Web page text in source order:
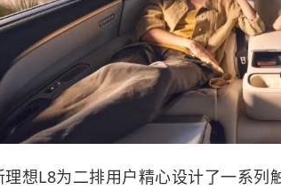
理想L8为二排用户精心设计了一系列